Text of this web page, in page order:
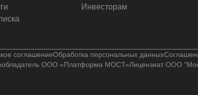
Инвесторам
соглашениеОбработка персональных данных
ООО «Платформа МОСТ»Лицензиат ООО